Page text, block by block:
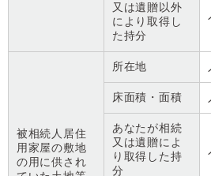
又は遺贈以外
により取得し
た持分
被相続人居住
用家屋の敷地
の用に供され
所在地
床面積・面積
あなたが相続
又は遺贈によ
り取得した持
分